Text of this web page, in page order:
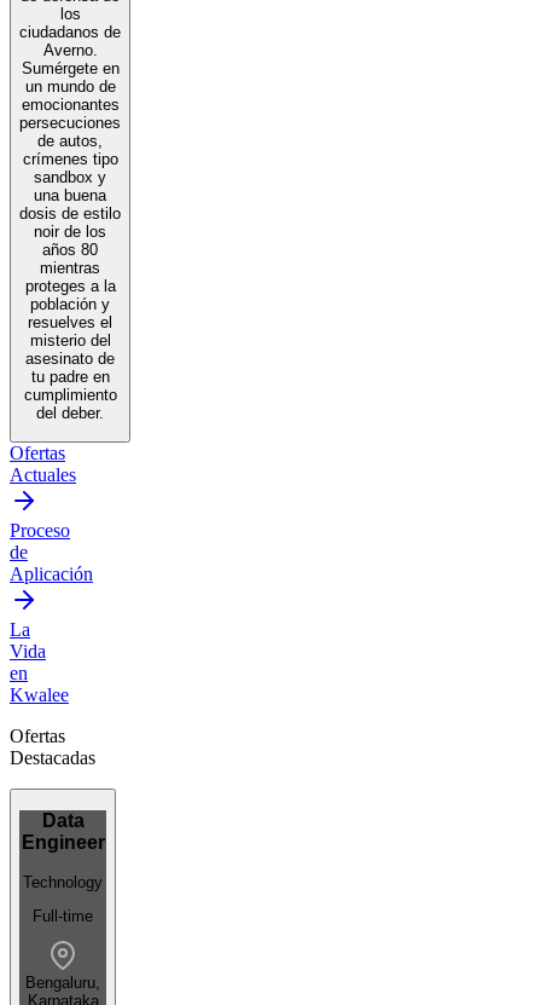
los
ciudadanos de
Averno.
Sumérgete en
un mundo de
emocionantes
persecuciones
de autos,
crímenes tipo
sandbox y
una buena
dosis de estilo
noir de los
años 80
mientras
proteges a la
población y
resuelves el
misterio del
asesinato de
tu padre en
cumplimiento
del deber.
Ofertas
Actuales
Proceso
de
Aplicación
La
Vida
en
Kwalee
Ofertas
Destacadas
Data
Engineer
Technology
Full-time
Bengaluru,
Karnataka